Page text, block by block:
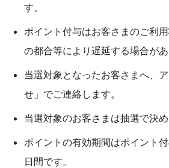
す。
ポイント付与はお客さまのご利
の都合等により遅延する場合があ
当選対象となったお客さまへ、
せ」でご連絡します。
当選対象のお客さまは抽選で決め
ポイントの有効期間はポイント
日間です。